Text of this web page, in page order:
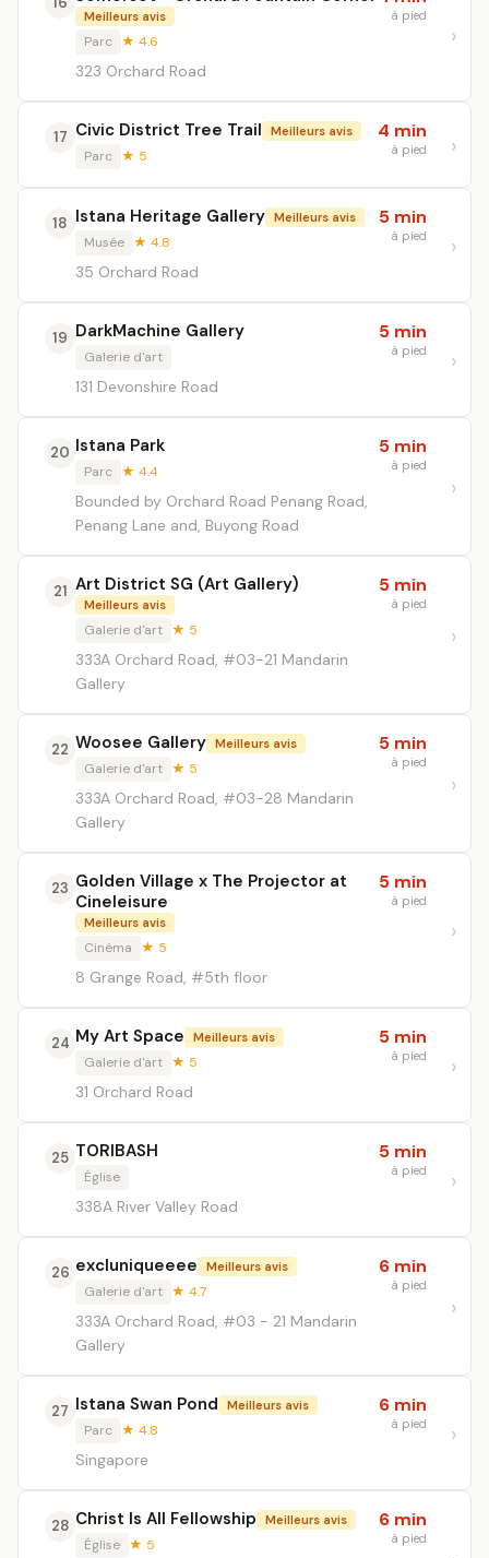
Meilleurs avis
Parc ★ 4.6
323 Orchard Road
à pied
17 Civic District Tree Trail Meilleurs avis
Parc ★ 5
4 min
à pied
18 Istana Heritage Gallery Meilleurs avis
Musée ★ 4.8
35 Orchard Road
5 min
à pied
19 DarkMachine Gallery
Galerie d'art
131 Devonshire Road
5 min
à pied
20 Istana Park
Parc ★ 4.4
Bounded by Orchard Road Penang Road,
Penang Lane and, Buyong Road
5 min
à pied
21 Art District SG (Art Gallery)
Meilleurs avis
Galerie d'art ★ 5
333A Orchard Road, #03-21 Mandarin
Gallery
5 min
à pied
22 Woosee Gallery Meilleurs avis
Galerie d'art ★ 5
333A Orchard Road, #03-28 Mandarin
Gallery
5 min
à pied
23 Golden Village x The Projector at
Cineleisure
Meilleurs avis
Cinéma ★ 5
8 Grange Road, #5th floor
5 min
à pied
24 My Art Space Meilleurs avis
Galerie d'art ★ 5
31 Orchard Road
5 min
à pied
25 TORIBASH
Église
338A River Valley Road
5 min
à pied
26 excluniqueeee Meilleurs avis
Galerie d'art ★ 4.7
333A Orchard Road, #03 - 21 Mandarin
Gallery
6 min
à pied
27 Istana Swan Pond Meilleurs avis
Parc ★ 4.8
Singapore
6 min
à pied
28 Christ Is All Fellowship Meilleurs avis
Église ★ 5
6 min
à pied